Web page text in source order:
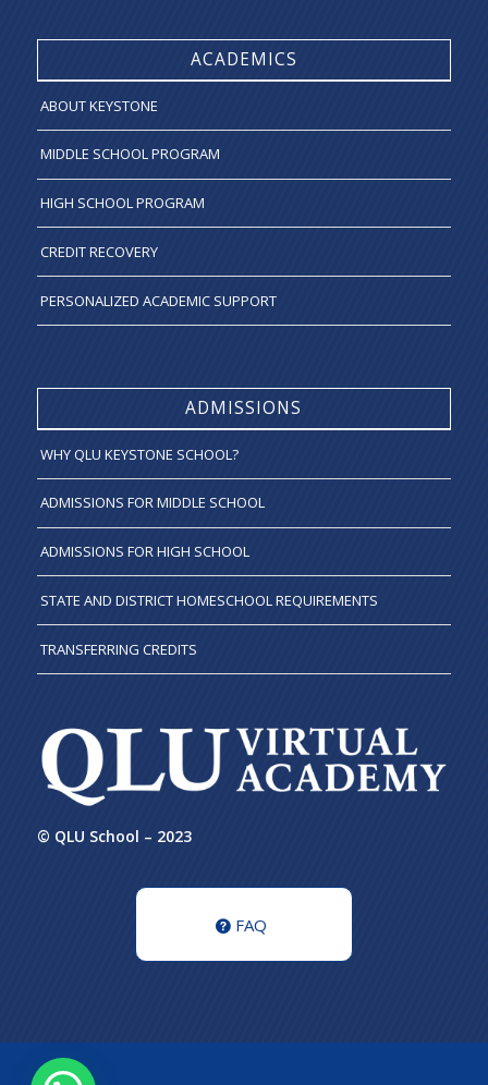
ACADEMICS
ABOUT KEYSTONE
MIDDLE SCHOOL PROGRAM
HIGH SCHOOL PROGRAM
CREDIT RECOVERY
PERSONALIZED ACADEMIC SUPPORT
ADMISSIONS
WHY QLU KEYSTONE SCHOOL?
ADMISSIONS FOR MIDDLE SCHOOL
ADMISSIONS FOR HIGH SCHOOL
STATE AND DISTRICT HOMESCHOOL REQUIREMENTS
TRANSFERRING CREDITS
© QLU School – 2023
FAQ